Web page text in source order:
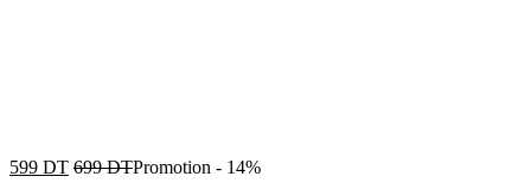
599 DT 699DTPromotion - 14%